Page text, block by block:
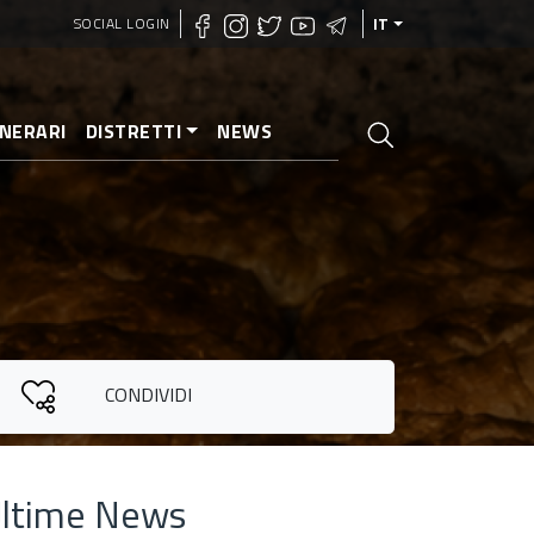
SOCIAL LOGIN IT
DISTRETTI NEWS
CONDIVIDI
News